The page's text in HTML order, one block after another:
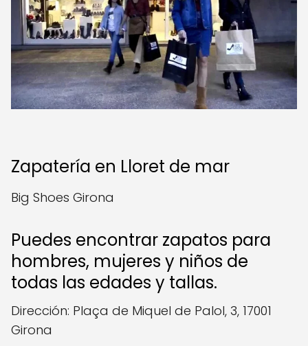
Zapatería en Lloret de mar
Big Shoes Girona
Puedes encontrar zapatos para
hombres, mujeres y niños de
todas las edades y tallas.
Dirección: Plaça de Miquel de Palol, 3, 17001
Girona